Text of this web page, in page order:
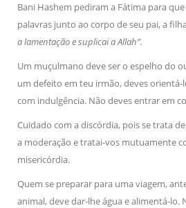
Bani Hashem pediram a Fátima para
palavras junto ao corpo de seu pai, a
a lamentação e suplicai a Allah”.
Um muçulmano deve ser o espelho do
um defeito em teu irmão, deves orientá-
com indulgência. Não deves entrar em
Cuidado com a discórdia, pois se trata
a moderação e tratai-vos mutuamente
misericórdia.
Quem se preparar para uma viagem,
animal, deve dar-lhe água e alimentá-lo.